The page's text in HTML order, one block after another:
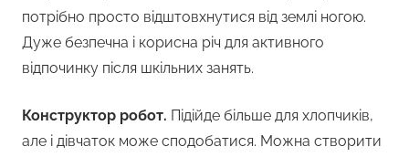
потрібно просто відштовхнутися від землі ногою.
Дуже безпечна і корисна річ для активного
відпочинку після шкільних занять.
Конструктор робот. Підійде більше для хлопчиків,
але і дівчаток може сподобатися. Можна створити